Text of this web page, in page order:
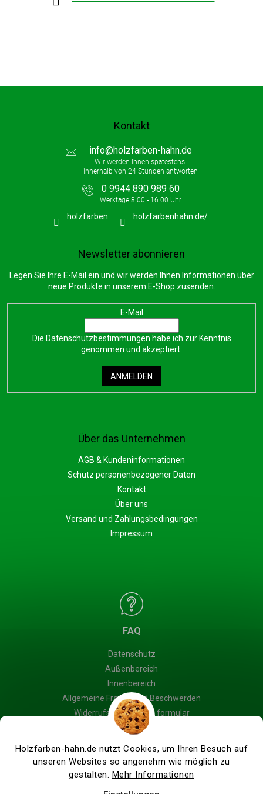
Holzfarben-hahn.de nutzt Cookies, um Ihren Besuch auf
unseren Websites so angenehm wie möglich zu
gestalten. Mehr Informationen
Über das Unternehmen
AGB & Kundeninformationen
Schutz personenbezogener Daten
Kontakt
Über uns
Versand und Zahlungsbedingungen
Impressum
FAQ
Datenschutz
Außenbereich
Innenbereich
Allgemeine Fragen und Beschwerden
Widerrufsbelehrung & formular
Blog
Kontakt
info@holzfarben-hahn.de
0 9944 890 989 60
holzfarben holzfarbenhahn.de/
Newsletter abonnieren
Legen Sie Ihre E-Mail ein und wir werden Ihnen Informationen über
neue Produkte in unserem E-Shop zusenden.
E-Mail
Die Datenschutzbestimmungen habe ich zur Kenntnis
genommen und akzeptiert.
ANMELDEN